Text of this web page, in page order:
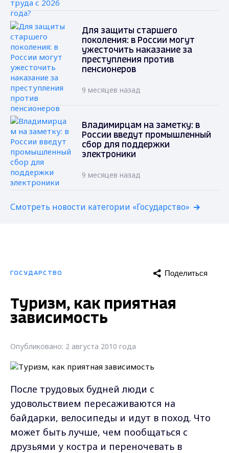
Для защиты старшего
поколения: в России могут
ужесточить наказание за
преступления против
пенсионеров
9 месяцев назад
Владимирцам на заметку: в
России введут промышленный
сбор для поддержки
электроники
9 месяцев назад
Смотреть новости категории «Государство»
ГОСУДАРСТВО Поделиться
Туризм, как приятная
зависимость
Опубликовано: 2 августа 2010 года
После трудовых будней люди с
удовольствием пересаживаются на
байдарки, велосипеды и идут в поход. Что
может быть лучше, чем пообщаться с
друзьями у костра и переночевать в